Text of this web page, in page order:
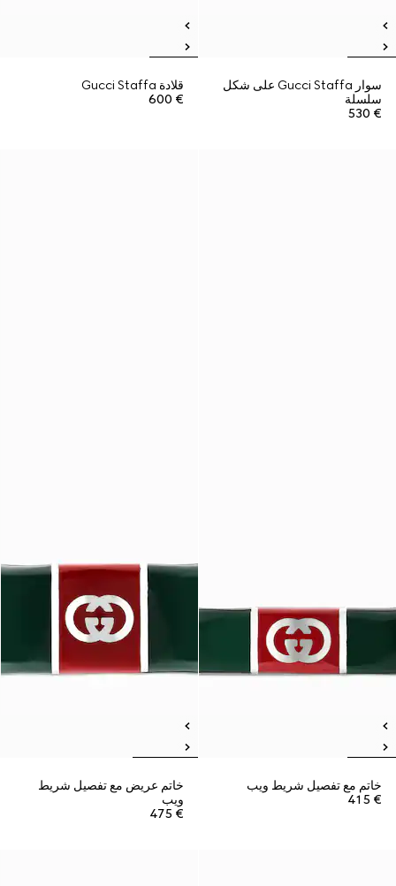
سوار Gucci Staffa على شكل
سلسلة
€ 530
قلادة Gucci Staffa
€ 600
خاتم مع تفصيل شريط ويب
€ 415
خاتم عريض مع تفصيل شريط
ويب
€ 475